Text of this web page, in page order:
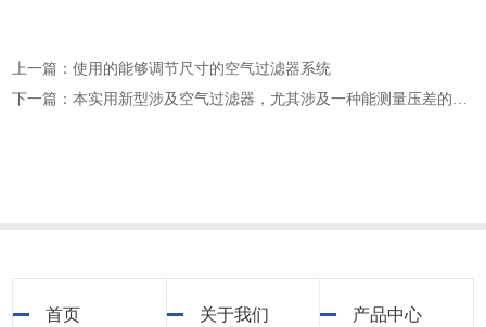
上一篇：使用的能够调节尺寸的空气过滤器系统
下一篇：本实用新型涉及空气过滤器，尤其涉及一种能测量压差的空气过滤器
首页 关于我们 产品中心